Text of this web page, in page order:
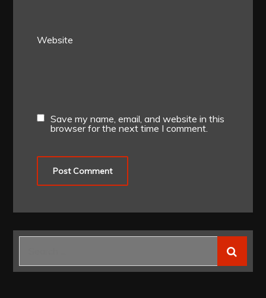
Website
Save my name, email, and website in this
browser for the next time I comment.